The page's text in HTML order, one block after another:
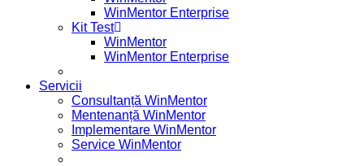
WinMentor Enterprise
Kit Test
WinMentor
WinMentor Enterprise
Servicii
Consultanță WinMentor
Mentenanță WinMentor
Implementare WinMentor
Service WinMentor